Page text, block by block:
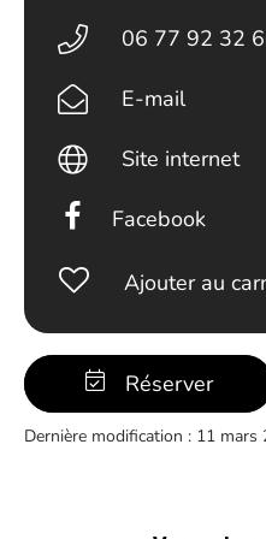
06 77 92 32
E-mail
Site internet
Facebook
Ajouter au
Réserver
Dernière modification : 11 mars